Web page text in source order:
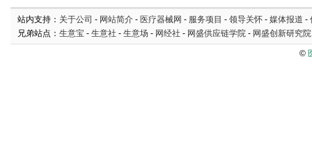
站内支持： 关于公司 - 网站简介 - 医疗器械网 - 服务项目 - 领导关怀 - 媒体报道 -
兄弟站点： 生意宝 - 生意社 - 生意场 - 网经社 - 网盛供应链学院 - 网盛创新研究院
©